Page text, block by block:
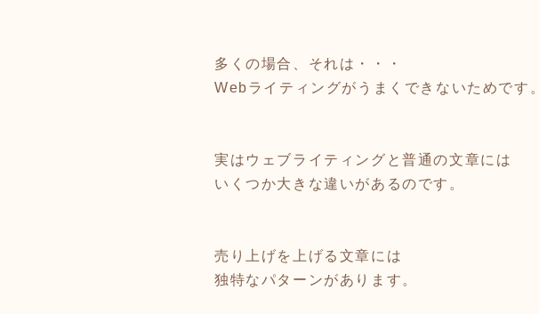
多くの場合、それは・・・
Webライティングがうまくできないためです。
実はウェブライティングと普通の文章には
いくつか大きな違いがあるのです。
売り上げを上げる文章には
独特なパターンがあります。